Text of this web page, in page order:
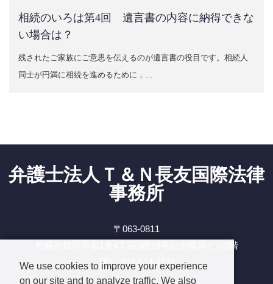
相続のいろは第4回 遺言書の内容に納得できな
い場合は？
残されたご家族にご意思を伝えるのが遺言書の役目です。相続人
同士が円満に相続を進めるために，…
弁護士法人Ｔ＆Ｎ長友国際法律
事務所
〒063-0811
札幌市西区琴似1条4丁目3番18号紀伊國屋ビル3階
TEL : 011-614-2131
We use cookies to improve your experience
on our site and to analyze traffic. We also